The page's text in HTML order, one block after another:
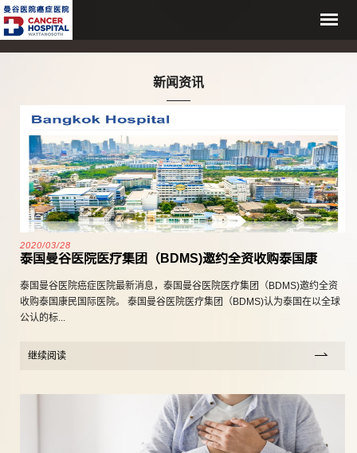
新闻资讯
2020/03/28
泰国曼谷医院医疗集团（BDMS)邀约全资收购泰国康
泰国曼谷医院癌症医院最新消息，泰国曼谷医院医疗集团（BDMS)邀约全资
收购泰国康民国际医院。 泰国曼谷医院医疗集团（BDMS)认为泰国在以全球
公认的标...
继续阅读